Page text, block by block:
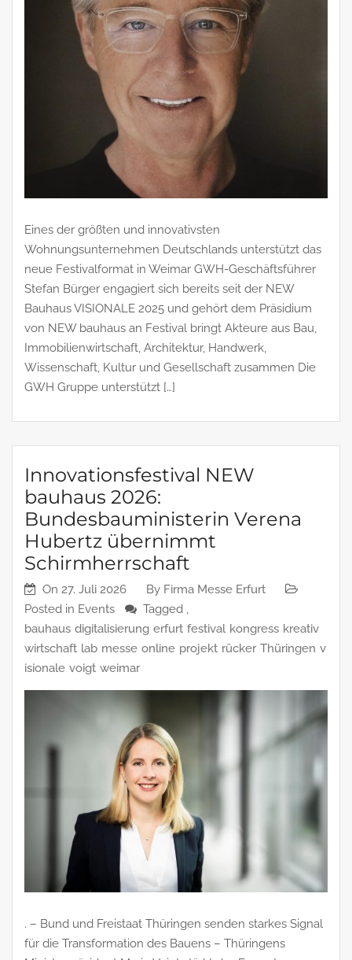
Eines der größten und innovativsten
Wohnungsunternehmen Deutschlands unterstützt das
neue Festivalformat in Weimar GWH-Geschäftsführer
Stefan Bürger engagiert sich bereits seit der NEW
Bauhaus VISIONALE 2025 und gehört dem Präsidium
von NEW bauhaus an Festival bringt Akteure aus Bau,
Immobilienwirtschaft, Architektur, Handwerk,
Wissenschaft, Kultur und Gesellschaft zusammen Die
GWH Gruppe unterstützt […]
Innovationsfestival NEW
bauhaus 2026:
Bundesbauministerin Verena
Hubertz übernimmt
Schirmherrschaft
On 27. Juli 2026 By Firma Messe Erfurt
Posted in Events
Tagged ,
bauhaus digitalisierung erfurt festival kongress kreativ
wirtschaft lab messe online projekt rücker Thüringen v
isionale voigt weimar
. – Bund und Freistaat Thüringen senden starkes Signal
für die Transformation des Bauens – Thüringens